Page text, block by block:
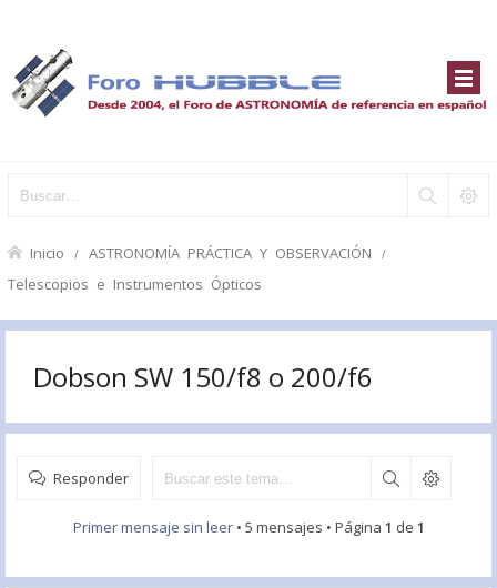
Inicio ASTRONOMÍA PRÁCTICA Y OBSERVACIÓN
Telescopios e Instrumentos Ópticos
Dobson SW 150/f8 o 200/f6
Responder
Primer mensaje sin leer• 5 mensajes • Página 1 de 1